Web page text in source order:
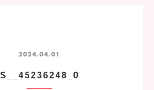
2024.04.01
S__45236248_0